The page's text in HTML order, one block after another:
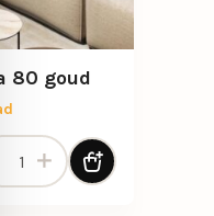
80 goud
was: 1.172,-.
.
Elara 80 goud